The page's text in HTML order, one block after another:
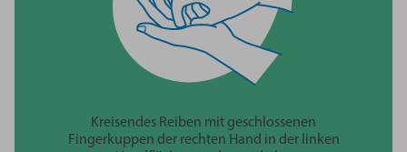
Kreisendes Reiben mit geschlossenen
Fingerkuppen der rechten Hand in der linken